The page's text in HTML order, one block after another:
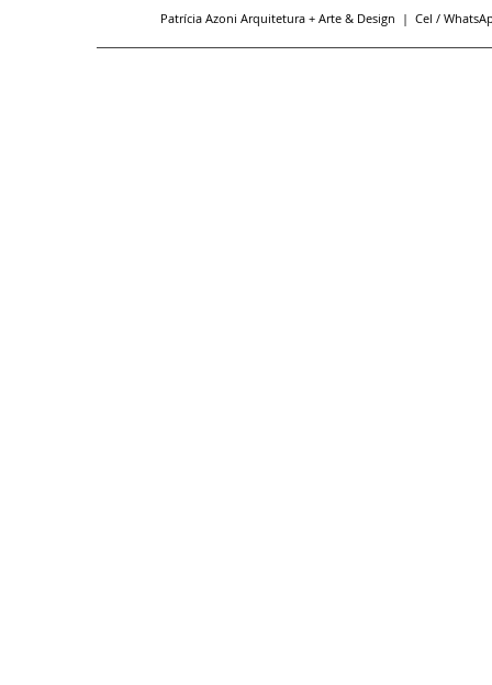
Patrícia Azoni Arquitetura + Arte & Design | Cel /